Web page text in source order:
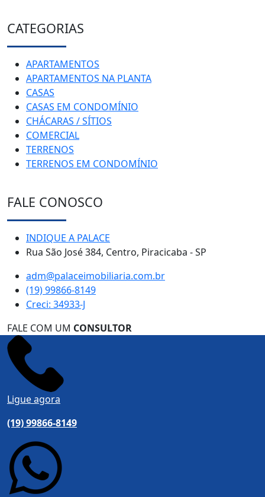
CATEGORIAS
APARTAMENTOS
APARTAMENTOS NA PLANTA
CASAS
CASAS EM CONDOMÍNIO
CHÁCARAS / SÍTIOS
COMERCIAL
TERRENOS
TERRENOS EM CONDOMÍNIO
FALE CONOSCO
INDIQUE A PALACE
Rua São José 384, Centro, Piracicaba - SP
adm@palaceimobiliaria.com.br
(19) 99866-8149
Creci: 34933-J
FALE COM UM CONSULTOR
Ligue agora
(19) 99866-8149